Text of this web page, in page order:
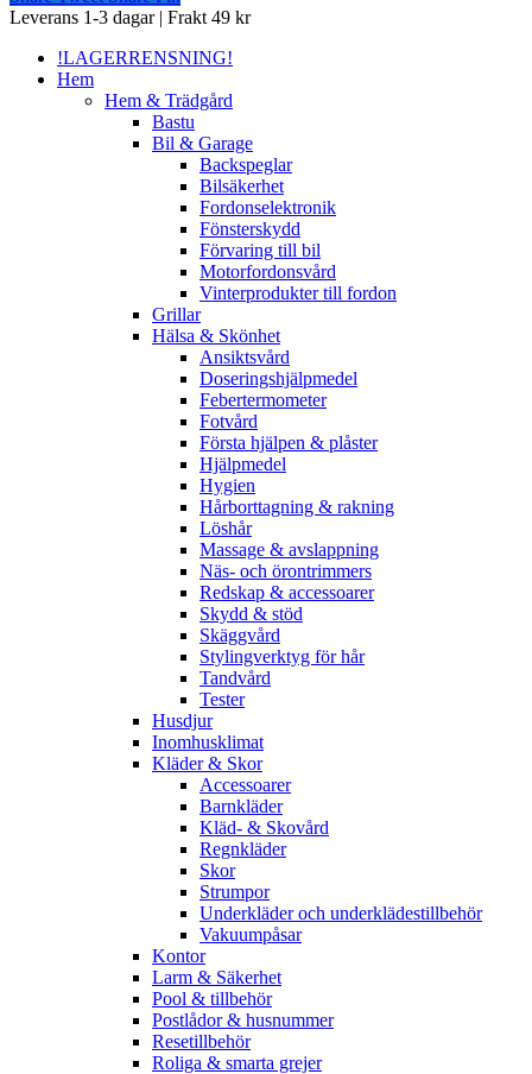
Close
Leverans 1-3 dagar | Frakt 49 kr
!LAGERRENSNING!
Hem
Hem & Trädgård
Bastu
Bil & Garage
Backspeglar
Bilsäkerhet
Fordonselektronik
Fönsterskydd
Förvaring till bil
Motorfordonsvård
Vinterprodukter till fordon
Grillar
Hälsa & Skönhet
Ansiktsvård
Doseringshjälpmedel
Febertermometer
Fotvård
Första hjälpen & plåster
Hjälpmedel
Hygien
Hårborttagning & rakning
Löshår
Massage & avslappning
Näs- och örontrimmers
Redskap & accessoarer
Skydd & stöd
Skäggvård
Stylingverktyg för hår
Tandvård
Tester
Husdjur
Inomhusklimat
Kläder & Skor
Accessoarer
Barnkläder
Kläd- & Skovård
Regnkläder
Skor
Strumpor
Underkläder och underklädestillbehör
Vakuumpåsar
Kontor
Larm & Säkerhet
Pool & tillbehör
Postlådor & husnummer
Resetillbehör
Roliga & smarta grejer